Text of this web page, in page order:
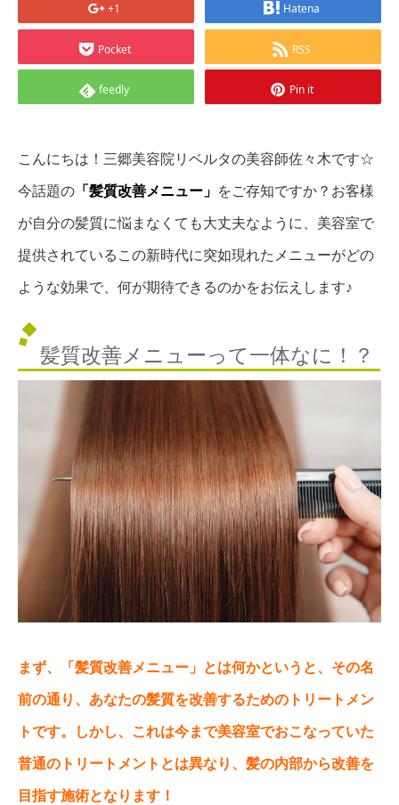
+1 Hatena
Pocket RSS
feedly Pin it
こんにちは！三郷美容院リベルタの美容師佐々木です☆
今話題の 「髪質改善メニュー」 をご存知ですか？お客様
が自分の髪質に悩まなくても大丈夫なように、美容室で
提供されているこの新時代に突如現れたメニューがどの
ような効果で、何が期待できるのかをお伝えします♪
髪質改善メニューって一体なに！？
まず、「髪質改善メニュー」とは何かというと、その名
前の通り、あなたの髪質を改善するためのトリートメン
トです。 しかし、これは今まで美容室でおこなっていた
普通のトリートメントとは異なり、髪の内部から改善を
目指す施術となります！